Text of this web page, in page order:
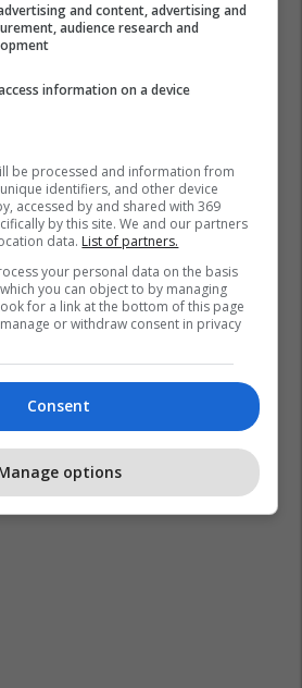
and content, advertising and
audience research and
information on a device
be processed and information from
identifiers, and other device
accessed by and shared with 369
by this site. We and our partners
data. List of partners.
your personal data on the basis
you can object to by managing
for a link at the bottom of this page
or withdraw consent in privacy
Consent
options